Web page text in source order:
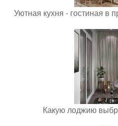
Уютная кухня - гостиная в
Какую лоджию